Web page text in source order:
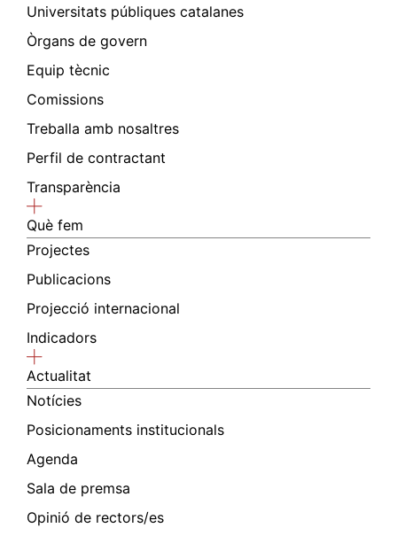
Universitats públiques catalanes
Òrgans de govern
Equip tècnic
Comissions
Treballa amb nosaltres
Perfil de contractant
Transparència
Què fem
Projectes
Publicacions
Projecció internacional
Indicadors
Actualitat
Notícies
Posicionaments institucionals
Agenda
Sala de premsa
Opinió de rectors/es